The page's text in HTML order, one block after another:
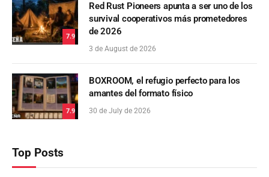
7.9
Red Rust Pioneers apunta a ser uno de los
survival cooperativos más prometedores
de 2026
3 de August de 2026
7.9
BOXROOM, el refugio perfecto para los
amantes del formato físico
30 de July de 2026
Top Posts